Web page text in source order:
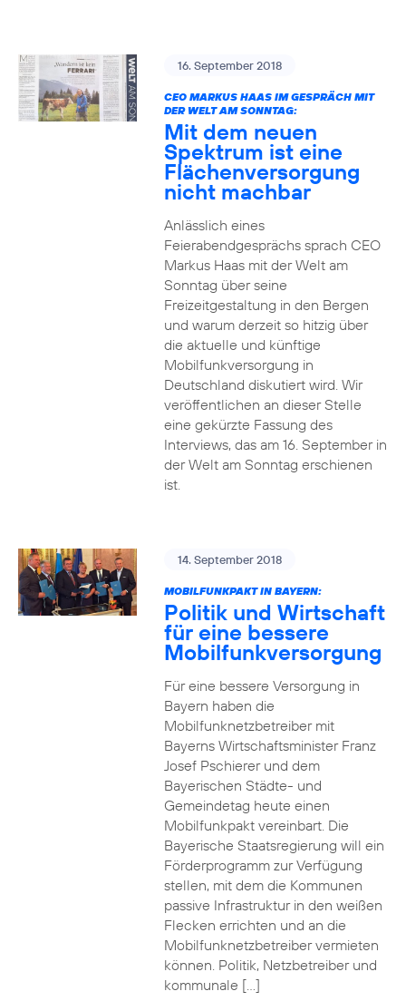
16. September 2018
CEO MARKUS HAAS IM GESPRÄCH MIT
DER WELT AM SONNTAG:
Mit dem neuen
Spektrum ist eine
Flächenversorgung
nicht machbar
Anlässlich eines
Feierabendgesprächs sprach CEO
Markus Haas mit der Welt am
Sonntag über seine
Freizeitgestaltung in den Bergen
und warum derzeit so hitzig über
die aktuelle und künftige
Mobilfunkversorgung in
Deutschland diskutiert wird. Wir
veröffentlichen an dieser Stelle
eine gekürzte Fassung des
Interviews, das am 16. September in
der Welt am Sonntag erschienen
ist.
14. September 2018
MOBILFUNKPAKT IN BAYERN:
Politik und Wirtschaft
für eine bessere
Mobilfunkversorgung
Für eine bessere Versorgung in
Bayern haben die
Mobilfunknetzbetreiber mit
Bayerns Wirtschaftsminister Franz
Josef Pschierer und dem
Bayerischen Städte- und
Gemeindetag heute einen
Mobilfunkpakt vereinbart. Die
Bayerische Staatsregierung will ein
Förderprogramm zur Verfügung
stellen, mit dem die Kommunen
passive Infrastruktur in den weißen
Flecken errichten und an die
Mobilfunknetzbetreiber vermieten
können. Politik, Netzbetreiber und
kommunale […]